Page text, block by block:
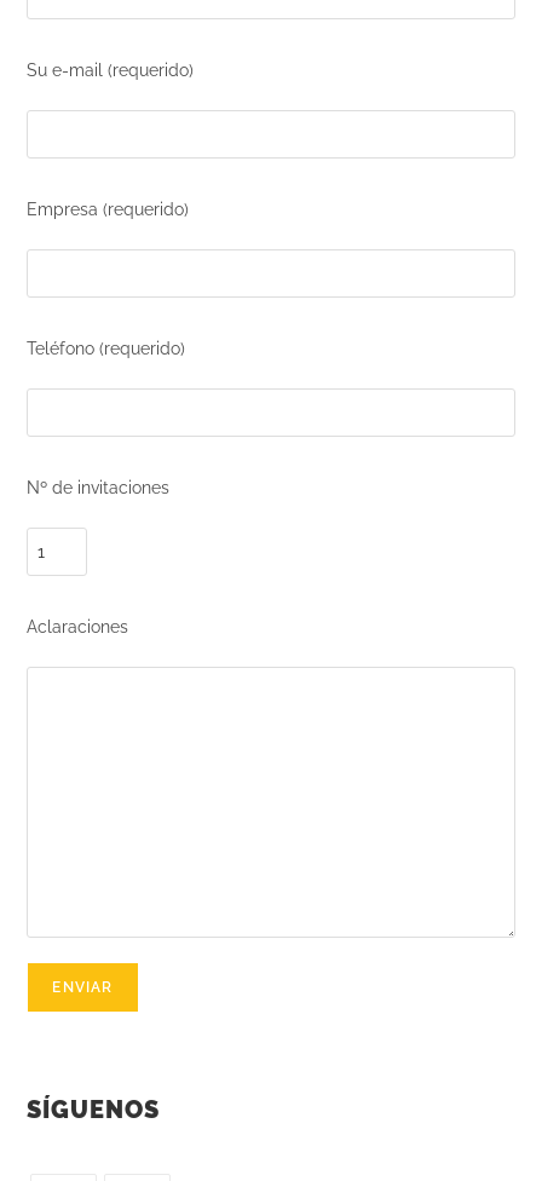
Su e-mail (requerido)
Empresa (requerido)
Teléfono (requerido)
Nº de invitaciones
Aclaraciones
SÍGUENOS